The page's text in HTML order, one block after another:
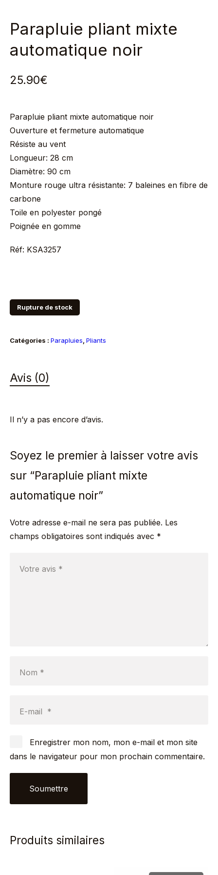
Parapluie pliant mixte
automatique noir
25.90€
Parapluie pliant mixte automatique noir
Ouverture et fermeture automatique
Résiste au vent
Longueur: 28 cm
Diamètre: 90 cm
Monture rouge ultra résistante: 7 baleines en fibre de
carbone
Toile en polyester pongé
Poignée en gomme
Réf: KSA3257
Rupture de stock
Catégories : Parapluies Pliants
Avis (0)
Il n’y a pas encore d’avis.
Soyez le premier à laisser votre avis
sur “Parapluie pliant mixte
automatique noir”
Votre adresse e-mail ne sera pas publiée. Les
champs obligatoires sont indiqués avec *
Votre avis *
Nom *
E-mail *
Enregistrer mon nom, mon e-mail et mon site
dans le navigateur pour mon prochain commentaire.
Produits similaires